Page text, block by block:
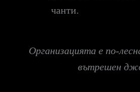
чанти.
Организацията е по-
вътрешен